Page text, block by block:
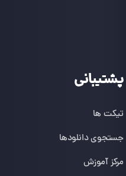
پشتیبانی
تیکت ها
جستجوی دانلودها
مرکز آموزش